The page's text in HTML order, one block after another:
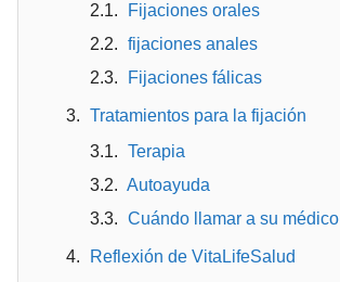
Fijaciones orales
fijaciones anales
Fijaciones fálicas
Tratamientos para la fijación
Terapia
Autoayuda
Cuándo llamar a su médico
Reflexión de VitaLifeSalud